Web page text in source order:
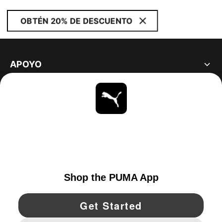
OBTÉN 20% DE DESCUENTO
APOYO
YouTube Twitter Pinterest